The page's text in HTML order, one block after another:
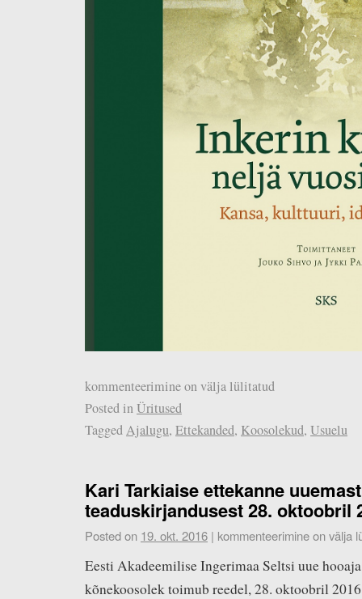
kommenteerimine on välja lülitatud
Posted inÜritused
TaggedAjalugu, Ettekanded, Koosolekud, Usuelu
Kari Tarkiaise ettekanne
teaduskirjandusest 28. oktoobril
Posted on 19. okt. 2016 | kommenteerimine on välja
Eesti Akadeemilise Ingerimaa Seltsi uue
kõnekoosolek toimub reedel, 28. oktoobril